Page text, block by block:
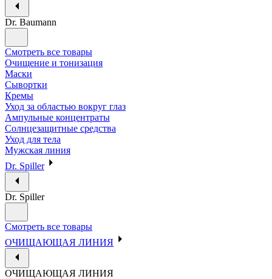
Dr. Baumann
Смотреть все товары
Очищение и тонизация
Маски
Сывортки
Кремы
Уход за областью вокруг глаз
Ампульные концентраты
Солнцезащитные средства
Уход для тела
Мужская линия
Dr. Spiller
Dr. Spiller
Смотреть все товары
ОЧИЩАЮЩАЯ ЛИНИЯ
ОЧИЩАЮЩАЯ ЛИНИЯ